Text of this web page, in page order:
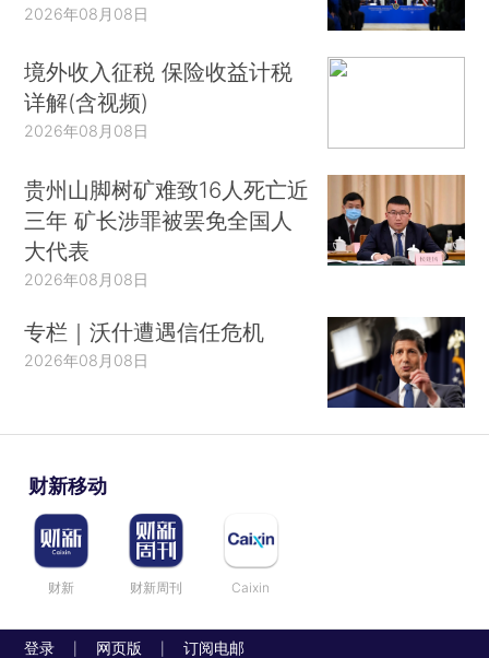
2026年08月08日
境外收入征税 保险收益计税
详解(含视频)
2026年08月08日
贵州山脚树矿难致16人死亡近
三年 矿长涉罪被罢免全国人
大代表
2026年08月08日
专栏｜沃什遭遇信任危机
2026年08月08日
财新移动
财新 财新周刊 Caixin
登录 网页版 订阅电邮